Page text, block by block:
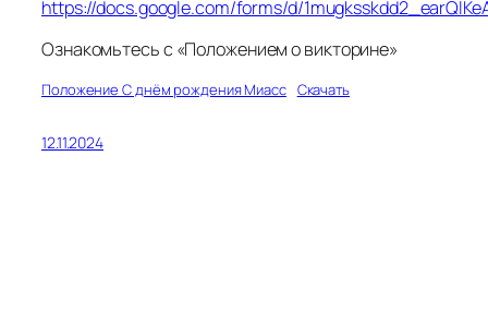
https://docs.google.com/forms/d/
Ознакомьтесь с «Положением о викторине»
Положение С днём рождения Миасс Скачать
12.11.2024